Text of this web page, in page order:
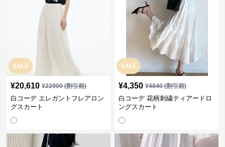
SALE
¥20,610 ¥22900(割引前)
白コーデ エレガントフレアロン
グスカート
SALE
¥4,350 ¥4840(割引前)
白コーデ 花柄刺繍ティアードロ
ングスカート